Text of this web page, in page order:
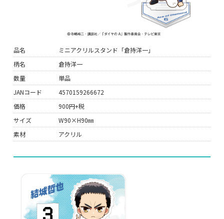
品名
ミニアクリルスタンド「倉持洋一」
柄名
倉持洋一
数量
単品
JANコード
4570159266672
価格
900円+税
サイズ
W90×H90㎜
素材
アクリル